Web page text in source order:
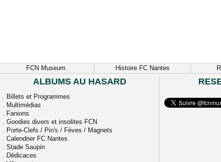
FCN Museum Histoire FC Nantes
ALBUMS AU HASARD
. Billets et Programmes
. Multimédias
. Fanions
. Goodies divers et insolites FCN
. Porte-Clefs / Pin's / Fèves / Magnets
. Calendrier FC Nantes
. Stade Saupin
. Dédicaces